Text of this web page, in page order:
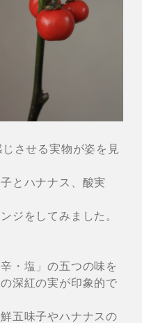
させる実物が姿を見
とハナナス、酸実
ジをしてみました。
・塩」の五つの味を
深紅の実が印象的で
五味子やハナナスの